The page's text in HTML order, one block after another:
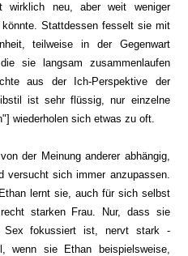
wirklich neu, aber weit weniger
Stattdessen fesselt sie mit
teilweise in der Gegenwart
sie langsam zusammenlaufen
aus der Ich-Perspektive der
ist sehr flüssig, nur einzelne
wiederholen sich etwas zu oft.
der Meinung anderer abhängig,
versucht sich immer anzupassen.
lernt sie, auch für sich selbst
starken Frau. Nur, dass sie
Sex fokussiert ist, nervt stark -
wenn sie Ethan beispielsweise,